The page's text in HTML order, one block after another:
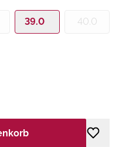
39.0 40.0